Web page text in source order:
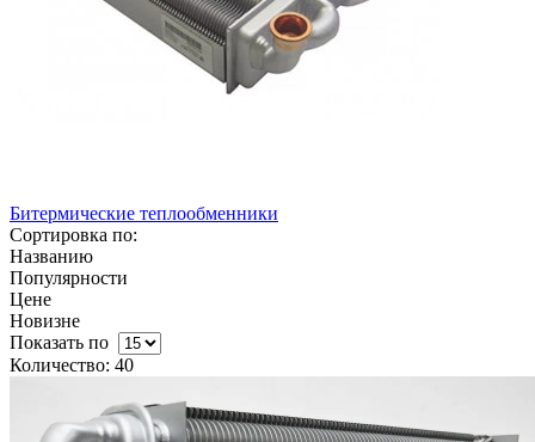
Битермические теплообменники
Сортировка по:
Названию
Популярности
Цене
Новизне
Показать по
Количество: 40